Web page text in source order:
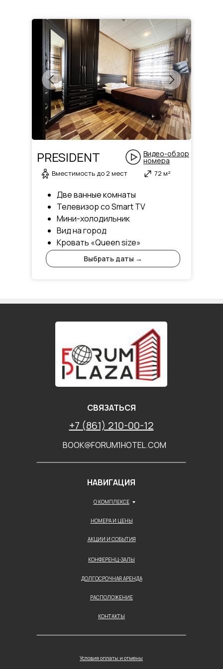
Две ванные комнаты
Телевизор со Smart TV
Мини-холодильник
Вид на город
Кровать «Queen size»
Выбрать даты →
PRESIDENT
72 м²
Вместимость до 2 мест
Видео-обзор
номера
НАВИГАЦИЯ
О КОМПЛЕКСЕ
АКЦИИ И СОБЫТИЯ
НОМЕРА И ЦЕНЫ
КОНТАКТЫ
КОНФЕРЕНЦ-ЗАЛЫ
РАСПОЛОЖЕНИЕ
СВЯЗАТЬСЯ
+7 (861) 210-00-12
BOOK@FORUM1HOTEL.COM
ДОЛГОСРОЧНАЯ АРЕНДА
Условия оплаты и отмены